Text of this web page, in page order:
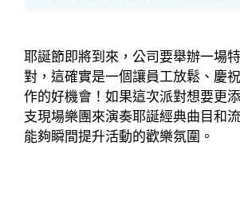
耶誕節即將到來，公司要舉辦一場
對，這確實是一個讓員工放鬆、慶
作的好機會！如果這次派對想要更
支現場樂團來演奏耶誕經典曲目和
能夠瞬間提升活動的歡樂氛圍。